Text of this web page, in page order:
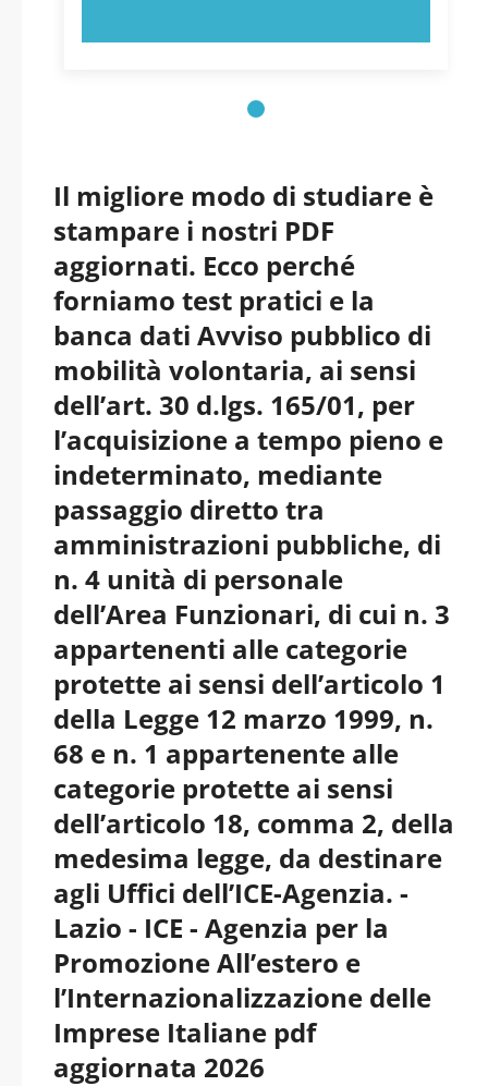
destinare agli Uffici
dell’ICE-Agenzia. -
Lazio - ICE - Agenzia
per la Promozione
All’estero e
l’Internazionalizzazio
ne delle Imprese
Italiane pdf versione
2026 aggiornati
delle Imprese Italiane -
Il migliore modo di studiare è
stampare i nostri PDF
aggiornati. Ecco perché
forniamo test pratici e la
banca dati Avviso pubblico di
mobilità volontaria, ai sensi
dell’art. 30 d.lgs. 165/01, per
l’acquisizione a tempo pieno e
indeterminato, mediante
passaggio diretto tra
amministrazioni pubbliche, di
n. 4 unità di personale
dell’Area Funzionari, di cui n. 3
appartenenti alle categorie
protette ai sensi dell’articolo 1
della Legge 12 marzo 1999, n.
68 e n. 1 appartenente alle
categorie protette ai sensi
dell’articolo 18, comma 2, della
medesima legge, da destinare
agli Uffici dell’ICE-Agenzia. -
Lazio - ICE - Agenzia per la
Promozione All’estero e
l’Internazionalizzazione delle
Imprese Italiane pdf
aggiornata 2026